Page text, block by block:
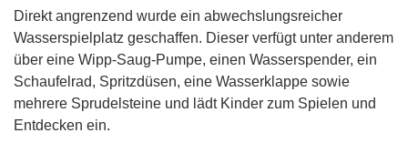
Direkt angrenzend wurde ein abwechslungsreicher
Wasserspielplatz geschaffen. Dieser verfügt unter anderem
über eine Wipp-Saug-Pumpe, einen Wasserspender, ein
Schaufelrad, Spritzdüsen, eine Wasserklappe sowie
mehrere Sprudelsteine und lädt Kinder zum Spielen und
Entdecken ein.